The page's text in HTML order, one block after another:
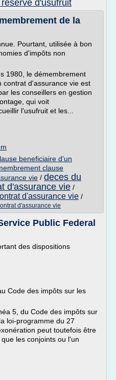
d'usufruit
de la
Pourtant, utilisée à bon
d'impôts non
1980, le démembrement
contrat d'assurance vie est
les conseillers en gestion
qui voit
l'usufruit et les...
beneficiaire d'un
clause
vie / deces du
d'assurance vie /
d'assurance vie /
d'assurance vie
Public Federal
des dispositions
Code des impôts sur les
5, du Code des impôts sur
loi-programme du 27
peut toutefois être
les conjoints ou l'un